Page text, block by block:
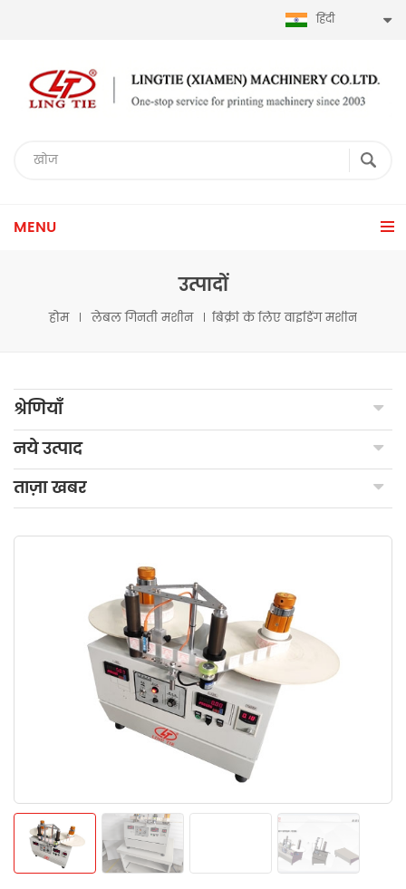
हिंदी
MENU
उत्पादों
होम लेबल गिनती मशीन बिक्री के लिए वाइंडिंग मशीन
श्रेणियाँ
नये उत्पाद
ताज़ा खबर